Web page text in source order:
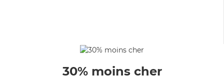
30% moins cher